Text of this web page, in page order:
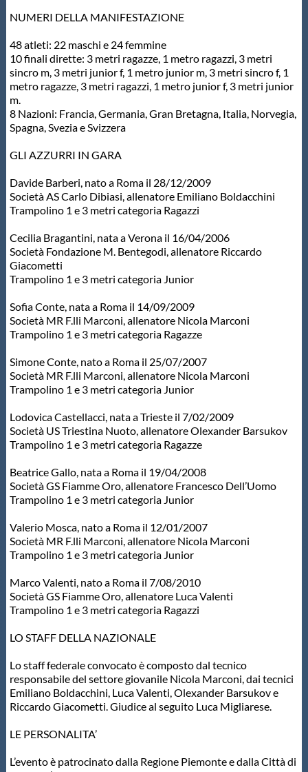
Archivio News
Flash News
Galleria fotografica
Videogallery
Intranet
Webmail
Contatti
Mappa del sito
NUMERI DELLA MANIFESTAZIONE
48 atleti: 22 maschi e 24 femmine
10 finali dirette: 3 metri ragazze, 1 metro ragazzi, 3 metri
sincro m, 3 metri junior f, 1 metro junior m, 3 metri sincro f, 1
metro ragazze, 3 metri ragazzi, 1 metro junior f, 3 metri junior
m.
8 Nazioni: Francia, Germania, Gran Bretagna, Italia, Norvegia,
Spagna, Svezia e Svizzera
GLI AZZURRI IN GARA
Davide Barberi, nato a Roma il 28/12/2009
Società AS Carlo Dibiasi, allenatore Emiliano Boldacchini
Trampolino 1 e 3 metri categoria Ragazzi
Cecilia Bragantini, nata a Verona il 16/04/2006
Società Fondazione M. Bentegodi, allenatore Riccardo
Giacometti
Trampolino 1 e 3 metri categoria Junior
Sofia Conte, nata a Roma il 14/09/2009
Società MR F.lli Marconi, allenatore Nicola Marconi
Trampolino 1 e 3 metri categoria Ragazze
Simone Conte, nato a Roma il 25/07/2007
Società MR F.lli Marconi, allenatore Nicola Marconi
Trampolino 1 e 3 metri categoria Junior
Lodovica Castellacci, nata a Trieste il 7/02/2009
Società US Triestina Nuoto, allenatore Olexander Barsukov
Trampolino 1 e 3 metri categoria Ragazze
Beatrice Gallo, nata a Roma il 19/04/2008
Società GS Fiamme Oro, allenatore Francesco Dell’Uomo
Trampolino 1 e 3 metri categoria Junior
Valerio Mosca, nato a Roma il 12/01/2007
Società MR F.lli Marconi, allenatore Nicola Marconi
Trampolino 1 e 3 metri categoria Junior
Marco Valenti, nato a Roma il 7/08/2010
Società GS Fiamme Oro, allenatore Luca Valenti
Trampolino 1 e 3 metri categoria Ragazzi
LO STAFF DELLA NAZIONALE
Lo staff federale convocato è composto dal tecnico
responsabile del settore giovanile Nicola Marconi, dai tecnici
Emiliano Boldacchini, Luca Valenti, Olexander Barsukov e
Riccardo Giacometti. Giudice al seguito Luca Migliarese.
LE PERSONALITA’
L’evento è patrocinato dalla Regione Piemonte e dalla Città di